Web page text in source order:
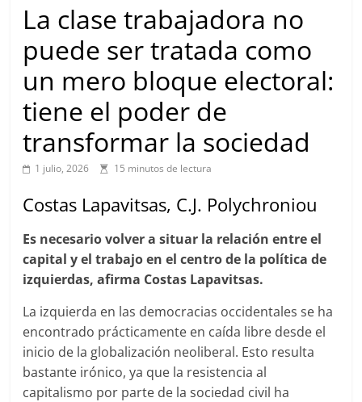
La clase trabajadora no
puede ser tratada como
un mero bloque electoral:
tiene el poder de
transformar la sociedad
1 julio, 2026 15 minutos de lectura
Costas Lapavitsas, C.J. Polychroniou
Es necesario volver a situar la relación entre el
capital y el trabajo en el centro de la política de
izquierdas, afirma Costas Lapavitsas.
La izquierda en las democracias occidentales se ha
encontrado prácticamente en caída libre desde el
inicio de la globalización neoliberal. Esto resulta
bastante irónico, ya que la resistencia al
capitalismo por parte de la sociedad civil ha